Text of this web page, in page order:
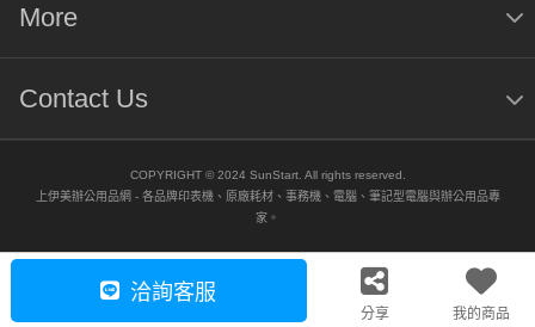
More
Contact Us
COPYRIGHT © 2024 SunStart. All rights reserved.
上伊美辦公用品網 - 各品牌印表機、原廠耗材、事務機、電腦、筆記型電腦與辦公用品專
家。
洽詢客服
分享 我的商品